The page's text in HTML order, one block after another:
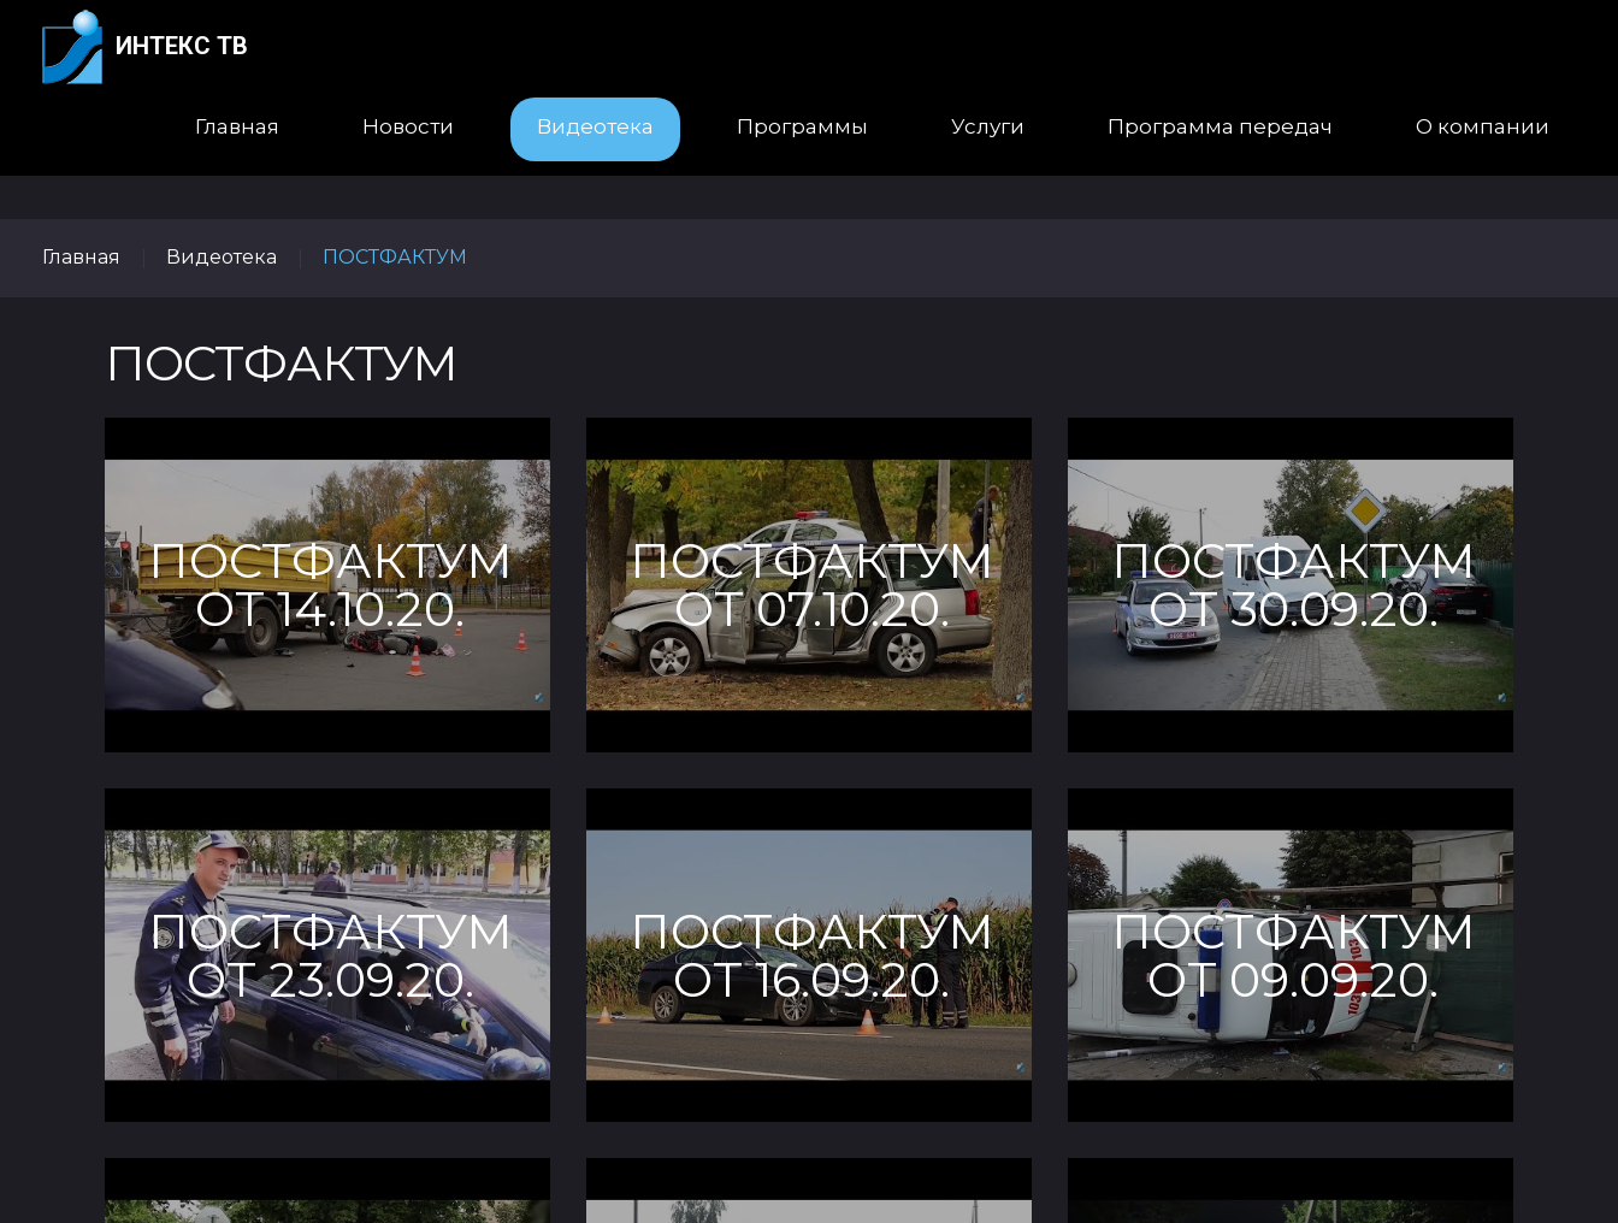
ИНТЕКС ТВ
Главная Новости Видеотека Программы Услуги Программа передач О компании
Главная Видеотека ПОСТФАКТУМ
ПОСТФАКТУМ
ПОСТФАКТУМ
ОТ 14.10.20.
ПОСТФАКТУМ
ОТ 07.10.20.
ПОСТФАКТУМ
ОТ 30.09.20.
ПОСТФАКТУМ
ОТ 23.09.20.
ПОСТФАКТУМ
ОТ 16.09.20.
ПОСТФАКТУМ
ОТ 09.09.20.